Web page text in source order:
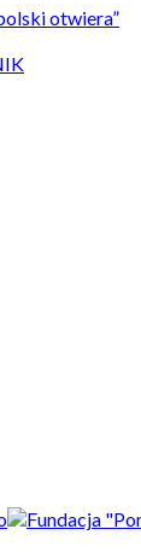
otwiera”